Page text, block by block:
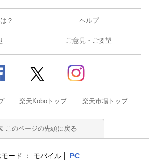
？ ヘルプ
ご意見・ご要望
楽天Koboトップ 楽天市場トップ
このページの先頭に戻る
ード モバイル PC